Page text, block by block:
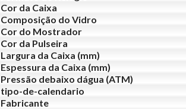
Cor da Caixa
Composição do Vidro
Cor do Mostrador
Cor da Pulseira
Largura da Caixa (mm)
Espessura da Caixa (mm)
Pressão debaixo dágua (ATM)
tipo-de-calendario
Fabricante